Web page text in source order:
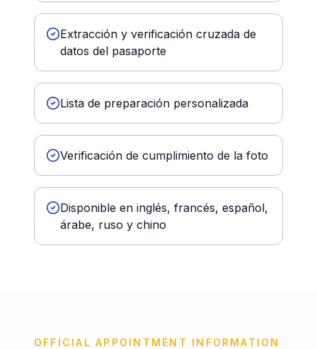
Extracción y verificación cruzada de
datos del pasaporte
Lista de preparación personalizada
Verificación de cumplimiento de la foto
Disponible en inglés, francés, español,
árabe, ruso y chino
OFFICIAL APPOINTMENT INFORMATION